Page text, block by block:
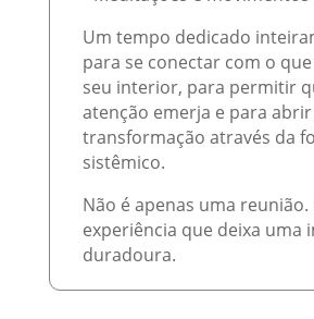
Um tempo dedicado
para se conectar com o
seu interior, para permitir
atenção emerja e para
transformação através da
sistêmico.
Não é apenas uma reunião.
experiência que deixa uma
duradoura.